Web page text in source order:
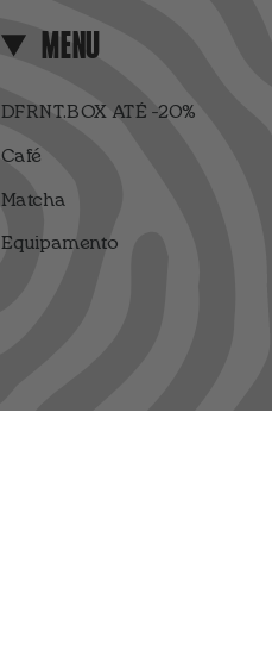
MENU
DFRNT.BOX ATÉ -20%
Café
Matcha
Equipamento